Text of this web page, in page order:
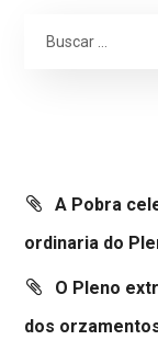
A Pobra
ordinaria do
O Pleno
dos